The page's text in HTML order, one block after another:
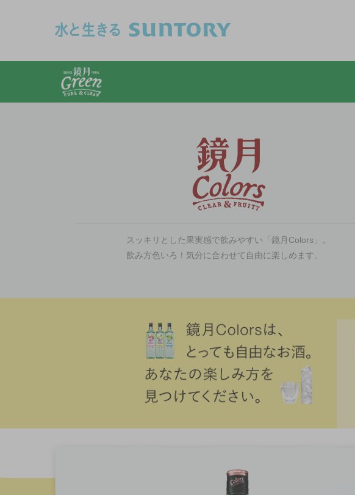
スッキリとした果実感で飲みやすい「鏡月Colors」。
飲み方色いろ！気分に合わせて自由に楽しめます。
ロックやソーダ割りで、すっきり。お湯割りで、ほっこり。
ジュースや炭酸飲料で割ってもOK。濃さも甘さも、自分好みに調節できます。